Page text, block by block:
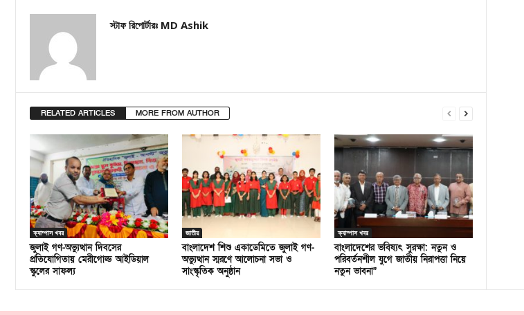
স্টাফ রিপোর্টারঃ MD Ashik
RELATED ARTICLES MORE FROM AUTHOR
ক্যাম্পাস খবর
জুলাই গণ-অভ্যুত্থান দিবসের
প্রতিযোগিতায় মেরীগোল্ড আইডিয়াল
স্কুলের সাফল্য
জাতীয়
বাংলাদেশ শিশু একাডেমিতে জুলাই গণ-
অভ্যুত্থান স্মরণে আলোচনা সভা ও
সাংস্কৃতিক অনুষ্ঠান
ক্যাম্পাস খবর
বাংলাদেশের ভবিষ্যৎ সুরক্ষা: নতুন ও
পরিবর্তনশীল যুগে জাতীয় নিরাপত্তা নিয়ে
নতুন ভাবনা”